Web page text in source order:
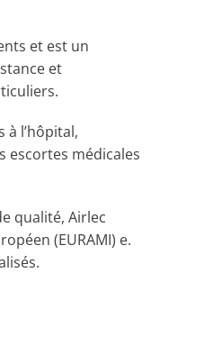
et est un
et
à l’hôpital,
escortes médicales
qualité, Airlec
(EURAMI) e.